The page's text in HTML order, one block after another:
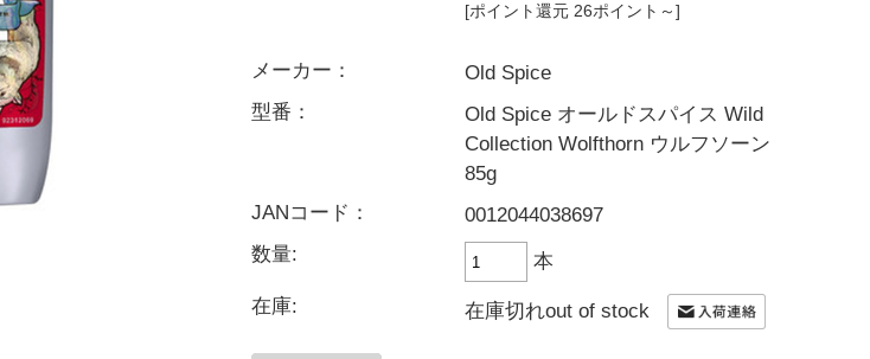
[ポイント還元 26ポイント～]
メーカー：
Old Spice
型番：
Old Spice オールドスパイス Wild
Collection Wolfthorn ウルフソーン
85g
JANコード：
0012044038697
数量:
本
在庫: 在庫切れout of stock